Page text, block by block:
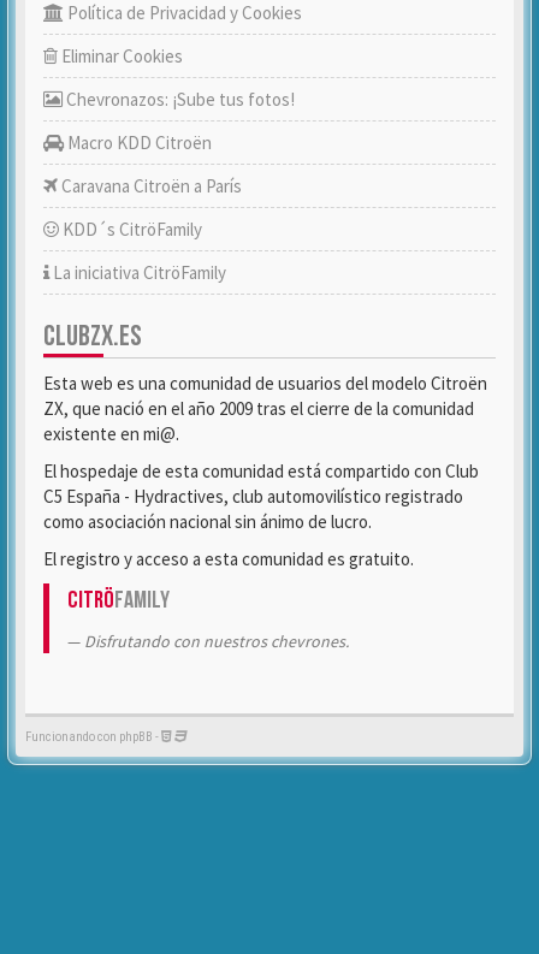
Política de Privacidad y Cookies
Eliminar Cookies
Chevronazos: ¡Sube tus fotos!
Macro KDD Citroën
Caravana Citroën a París
KDD´s CitröFamily
La iniciativa CitröFamily
CLUBZX.ES
Esta web es una comunidad de usuarios del modelo Citroën
ZX, que nació en el año 2009 tras el cierre de la comunidad
existente en mi@.
El hospedaje de esta comunidad está compartido con Club
C5 España - Hydractives, club automovilístico registrado
como asociación nacional sin ánimo de lucro.
El registro y acceso a esta comunidad es gratuito.
CitröFamily
Disfrutando con nuestros chevrones.
Funcionando con phpBB -